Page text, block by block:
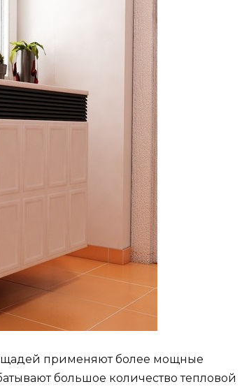
применяют более мощные
большое количество тепловой